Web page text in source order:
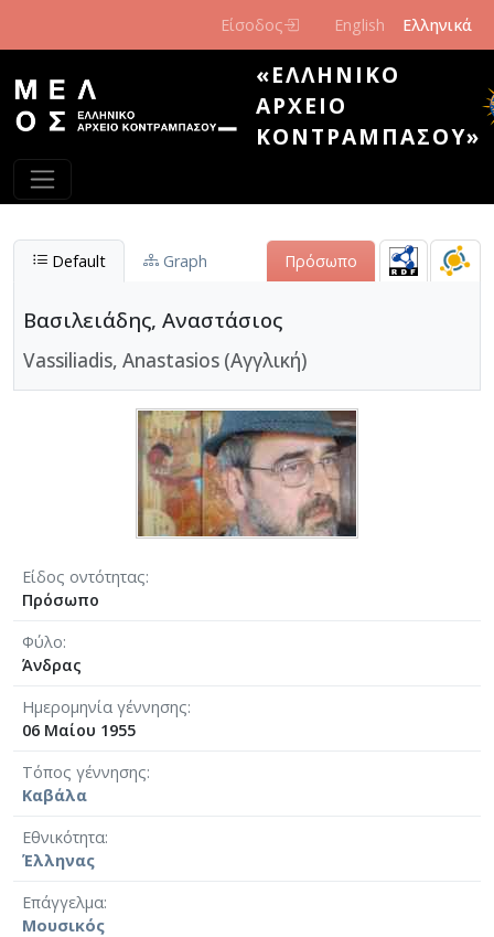
Είσοδος English Ελληνικά
«ΕΛΛΗΝΙΚΌ
ΑΡΧΕΊΟ
ΚΟΝΤΡΑΜΠΆΣΟΥ»
Default Graph Πρόσωπο
Βασιλειάδης, Αναστάσιος
Vassiliadis, Anastasios (Αγγλική)
Είδος οντότητας
Πρόσωπο
Φύλο
Άνδρας
Ημερομηνία γέννησης
06 Μαίου 1955
Τόπος γέννησης
Καβάλα
Εθνικότητα
Έλληνας
Επάγγελμα
Μουσικός